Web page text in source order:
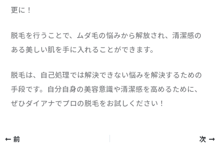
更に！
脱毛を行うことで、ムダ毛の悩みから解放され、清潔感の
ある美しい肌を手に入れることができます。
脱毛は、自己処理では解決できない悩みを解決するための
手段です。自分自身の美容意識や清潔感を高めるために、
ぜひダイアナでプロの脱毛をお試しください！
前 次